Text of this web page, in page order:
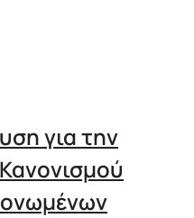
για την